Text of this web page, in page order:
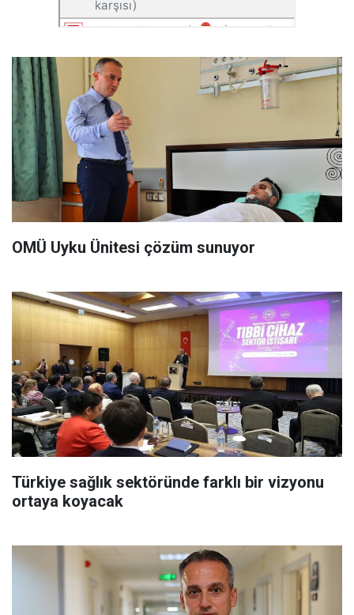
OMÜ Uyku Ünitesi çözüm sunuyor
Türkiye sağlık sektöründe farklı bir vizyonu
ortaya koyacak